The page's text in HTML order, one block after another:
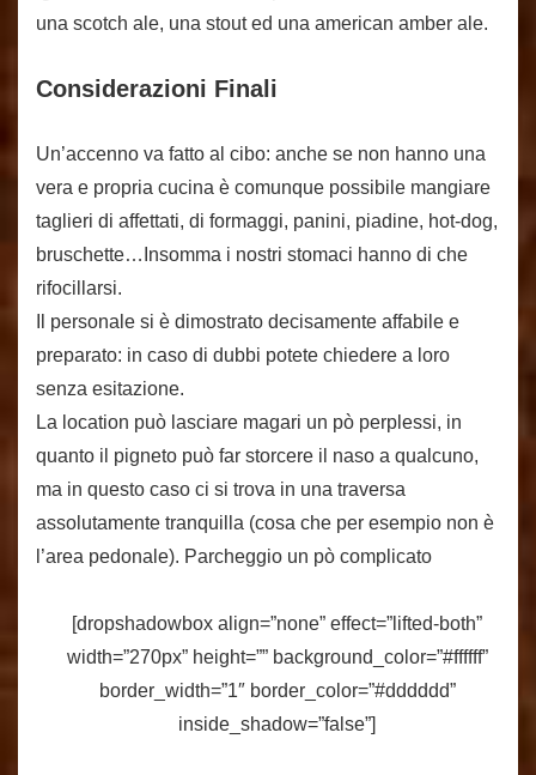
una scotch ale, una stout ed una american amber ale.
Considerazioni Finali
Un’accenno va fatto al cibo: anche se non hanno una
vera e propria cucina è comunque possibile mangiare
taglieri di affettati, di formaggi, panini, piadine, hot-dog,
bruschette…Insomma i nostri stomaci hanno di che
rifocillarsi.
Il personale si è dimostrato decisamente affabile e
preparato: in caso di dubbi potete chiedere a loro
senza esitazione.
La location può lasciare magari un pò perplessi, in
quanto il pigneto può far storcere il naso a qualcuno,
ma in questo caso ci si trova in una traversa
assolutamente tranquilla (cosa che per esempio non è
l’area pedonale). Parcheggio un pò complicato
[dropshadowbox align=”none” effect=”lifted-both”
width=”270px” height=”” background_color=”#ffffff”
border_width=”1″ border_color=”#dddddd”
inside_shadow=”false”]